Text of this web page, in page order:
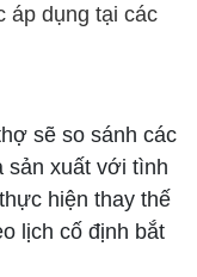
áp dụng tại các
sẽ so sánh các
sản xuất với tình
hiện thay thế
lịch cố định bắt